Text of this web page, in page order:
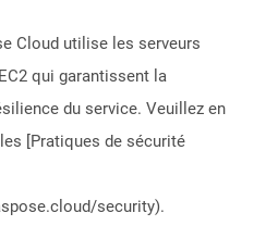
Cloud utilise les serveurs
qui garantissent la
du service. Veuillez en
[Pratiques de sécurité
security).